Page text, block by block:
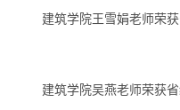
建筑学院王雪娟老师荣
建筑学院吴燕老师荣获